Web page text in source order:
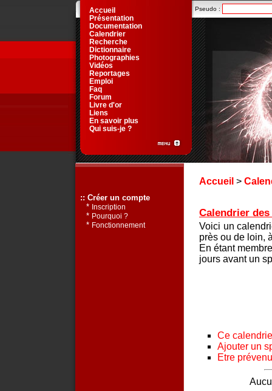
Accueil >
Calendrier
Voici un
près ou de loin,
En étant
jours avant un
Ce
Ajouter un
Etre
Pseudo :
Accueil
Présentation
Documentation
Calendrier
Recherche
Dictionnaire
Photographies
Vidéos
Reportages
Emploi
Faq
Forum
Livre d'or
Liens
En savoir plus
Qui suis-je ?
:: Créer un compte
* Inscription
* Pourquoi ?
* Fonctionnement